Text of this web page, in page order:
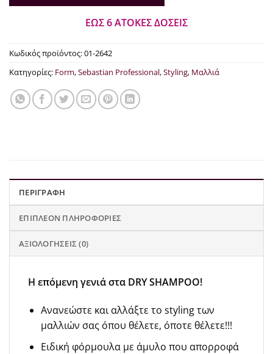
ΕΩΣ 6 ΑΤΟΚΕΣ ΔΟΣΕΙΣ
Κωδικός προϊόντος:01-2642
Κατηγορίες: Form,Sebastian Professional,Styling, Μαλλιά
ΠΕΡΙΓΡΑΦΉ
ΕΠΙΠΛΈΟΝ ΠΛΗΡΟΦΟΡΊΕΣ
ΑΞΙΟΛΟΓΉΣΕΙΣ (0)
Η επόμενη γενιά στα DRY SHAMPOO!
Ανανεώστε και αλλάξτε το styling των
μαλλιών σας όπου θέλετε, όποτε θέλετε!!!
Ειδική φόρμουλα με άμυλο που απορροφά